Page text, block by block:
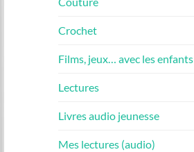
Crochet
Films, jeux… avec les enfants
Lectures
Livres audio jeunesse
Mes lectures (audio)